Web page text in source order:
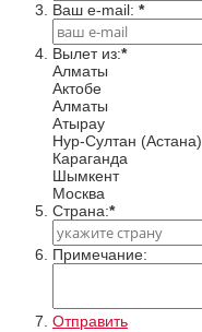
Ваш e-mail: *
Вылет из:*
Алматы
Актобе
Алматы
Атырау
Нур-Султан (Астана)
Караганда
Шымкент
Москва
Cтрана:*
Примечание:
Отправить